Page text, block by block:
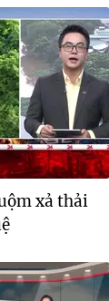
xả thải